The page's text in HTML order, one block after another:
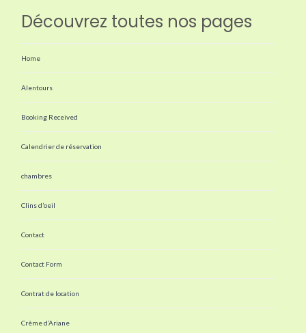
Découvrez toutes nos pages
Home
Alentours
Booking Received
Calendrier de réservation
chambres
Clins d’oeil
Contact
Contact Form
Contrat de location
Crème d’Ariane